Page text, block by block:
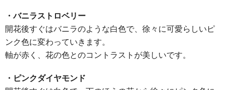
・バニラストロベリー
開花後すぐはバニラのような白色で、徐々に可愛らしいピ
ンク色に変わっていきます。
軸が赤く、花の色とのコントラストが美しいです。
・ピンクダイヤモンド